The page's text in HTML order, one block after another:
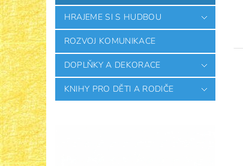
HRAJEME SI S HUDBOU
ROZVOJ KOMUNIKACE
DOPLŇKY A DEKORACE
KNIHY PRO DĚTI A RODIČE